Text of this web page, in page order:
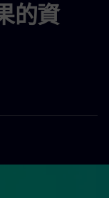
的資